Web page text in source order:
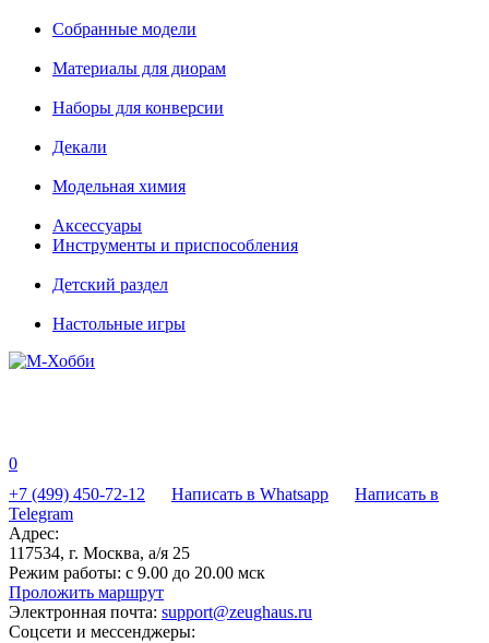
Собранные модели
Материалы для диорам
Наборы для конверсии
Декали
Модельная химия
Аксессуары
Инструменты и приспособления
Детский раздел
Настольные игры
0
+7 (499) 450-72-12
Написать в Whatsapp
Написать в
Telegram
Адрес:
117534, г. Москва, а/я 25
Режим работы: с 9.00 до 20.00 мск
Проложить маршрут
Электронная почта: support@zeughaus.ru
Соцсети и мессенджеры: